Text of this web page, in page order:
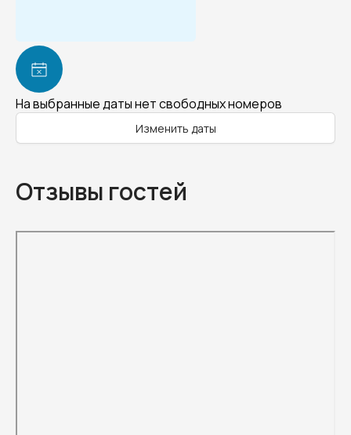
На выбранные даты нет свободных номеров
Изменить даты
Отзывы гостей